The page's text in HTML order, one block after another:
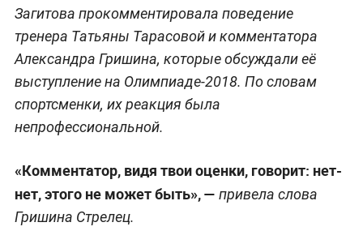
Загитова прокомментировала поведение
тренера Татьяны Тарасовой и комментатора
Александра Гришина, которые обсуждали её
выступление на Олимпиаде-2018. По словам
спортсменки, их реакция была
непрофессиональной.
«Комментатор, видя твои оценки, говорит: нет-
нет, этого не может быть», — привела слова
Гришина Стрелец.